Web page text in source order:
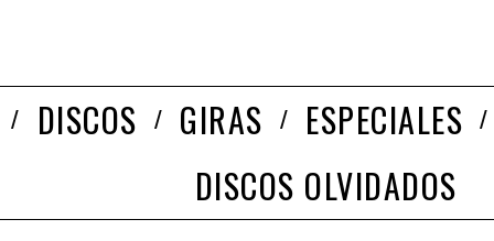
DISCOS GIRAS ESPECIALES
DISCOS OLVIDADOS